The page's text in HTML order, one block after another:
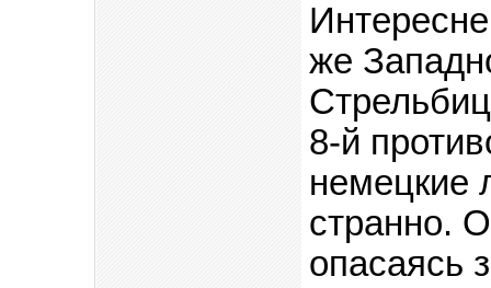
же
8-й
немецкие
странно.
опасаясь